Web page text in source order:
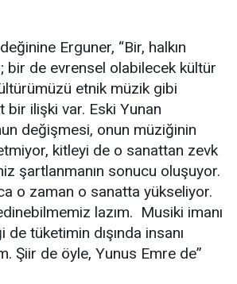
Erguner, “Bir, halkın
bir de evrensel olabilecek kültür
etnik müzik gibi
bir ilişki var. Eski Yunan
değişmesi, onun müziğinin
kitleyi de o sanattan zevk
şartlanmanın sonucu oluşuyor.
o zaman o sanatta yükseliyor.
lazım. Musiki imanı
tüketimin dışında insanı
Şiir de öyle, Yunus Emre de”